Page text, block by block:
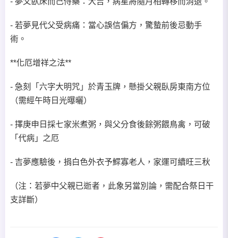
- 若夢見代父受病痛：當心誤信偏方，驚蟄前後忌動手
術。
**化厄增祥之法**
- 急刻「六字大明咒」於青玉牌，懸掛父親臥房東南方位
（需經午時日光曝曬）
- 擇庚申日採七家米煮粥，與父分食後餘粥餵鳥禽，可破
「代病」之厄
- 吉夢應驗後，捐白色外衣予鰥寡老人，家運可續旺三秋
（注：若夢中父親已逝者，此象另當別論，需配合祭日干
支詳斷）